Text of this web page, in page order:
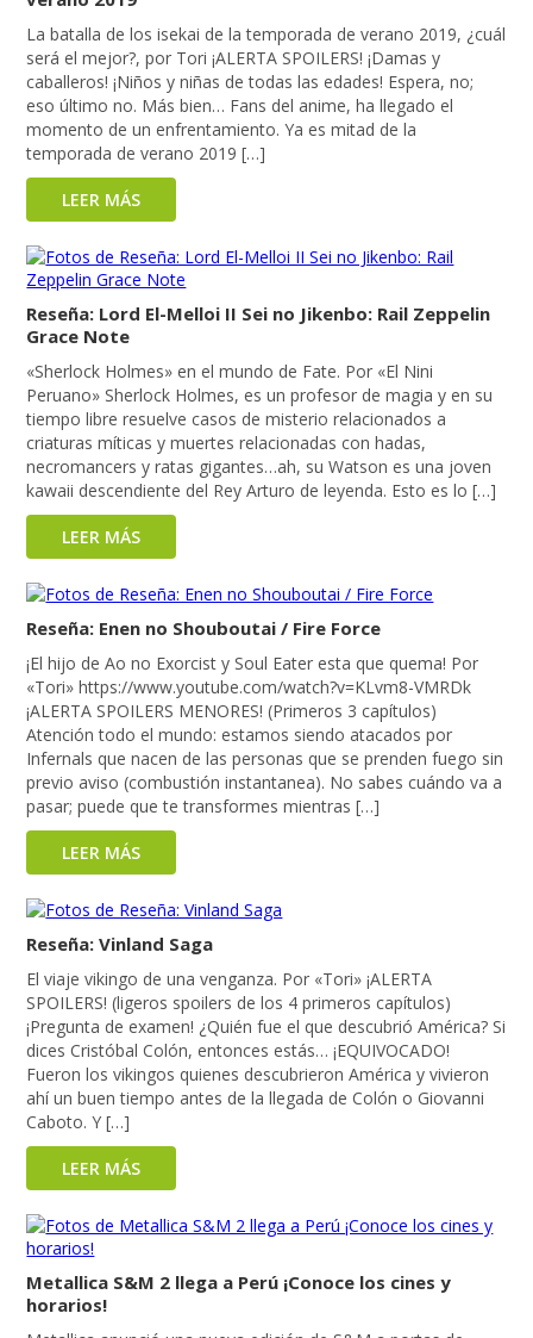
La batalla de los isekai de la temporada de verano 2019, ¿cuál
será el mejor?, por Tori ¡ALERTA SPOILERS! ¡Damas y
caballeros! ¡Niños y niñas de todas las edades! Espera, no;
eso último no. Más bien… Fans del anime, ha llegado el
momento de un enfrentamiento. Ya es mitad de la
temporada de verano 2019 […]
LEER MÁS
Reseña: Lord El-Melloi II Sei no Jikenbo: Rail Zeppelin
Grace Note
«Sherlock Holmes» en el mundo de Fate. Por «El Nini
Peruano» Sherlock Holmes, es un profesor de magia y en su
tiempo libre resuelve casos de misterio relacionados a
criaturas míticas y muertes relacionadas con hadas,
necromancers y ratas gigantes…ah, su Watson es una joven
kawaii descendiente del Rey Arturo de leyenda. Esto es lo […]
LEER MÁS
Reseña: Enen no Shouboutai / Fire Force
¡El hijo de Ao no Exorcist y Soul Eater esta que quema! Por
«Tori» https://www.youtube.com/watch?v=KLvm8-VMRDk
¡ALERTA SPOILERS MENORES! (Primeros 3 capítulos)
Atención todo el mundo: estamos siendo atacados por
Infernals que nacen de las personas que se prenden fuego sin
previo aviso (combustión instantanea). No sabes cuándo va a
pasar; puede que te transformes mientras […]
LEER MÁS
Reseña: Vinland Saga
El viaje vikingo de una venganza. Por «Tori» ¡ALERTA
SPOILERS! (ligeros spoilers de los 4 primeros capítulos)
¡Pregunta de examen! ¿Quién fue el que descubrió América? Si
dices Cristóbal Colón, entonces estás… ¡EQUIVOCADO!
Fueron los vikingos quienes descubrieron América y vivieron
ahí un buen tiempo antes de la llegada de Colón o Giovanni
Caboto. Y […]
LEER MÁS
Metallica S&M 2 llega a Perú ¡Conoce los cines y
horarios!